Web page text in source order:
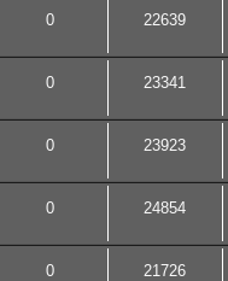
0 22639
0 23341
0 23923
0 24854
0 21726